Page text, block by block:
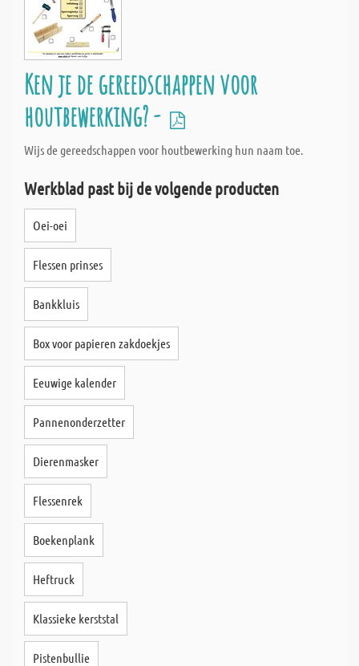
Ken je de gereedschappen voor
houtbewerking? -
Wijs de gereedschappen voor houtbewerking hun naam toe.
Werkblad past bij de volgende producten
Oei-oei
Flessen prinses
Bankkluis
Box voor papieren zakdoekjes
Eeuwige kalender
Pannenonderzetter
Dierenmasker
Flessenrek
Boekenplank
Heftruck
Klassieke kerststal
Pistenbullie